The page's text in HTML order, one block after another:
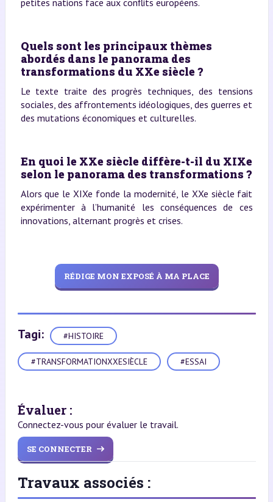
petites nations face aux conflits européens.
Quels sont les principaux thèmes
abordés dans le panorama des
transformations du XXe siècle ?
Le texte traite des progrès techniques, des tensions
sociales, des affrontements idéologiques, des guerres et
des mutations économiques et culturelles.
En quoi le XXe siècle diffère-t-il du XIXe
selon le panorama des transformations ?
Alors que le XIXe fonde la modernité, le XXe siècle fait
expérimenter à l’humanité les conséquences de ces
innovations, alternant progrès et crises.
RÉDIGE MON EXPOSÉ À MA PLACE
Tagi: #HISTOIRE
#TRANSFORMATIONXXESIÈCLE #ESSAI
Évaluer :
Connectez-vous pour évaluer le travail.
SE CONNECTER
Travaux associés :